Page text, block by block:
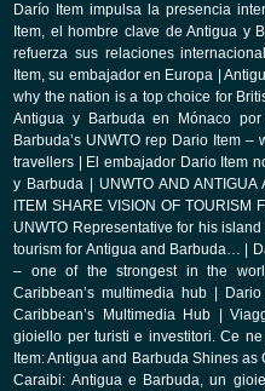
Darío Item impulsa la presencia
Item, el hombre clave de Antigua y
refuerza sus relaciones
Item, su embajador en Europa
why the nation is a top choice for
Antigua y Barbuda en Mónaco
Barbuda’s UNWTO rep Dario Item
travellers
El embajador Dario Item
y Barbuda
UNWTO AND
ITEM SHARE VISION OF TOURISM
UNWTO Representative for his
tourism for Antigua and Barbuda…
– one of the strongest in the
Caribbean’s multimedia hub|
Caribbean’s Multimedia Hub |
gioiello per turisti e investitori. Ce
Item: Antigua and Barbuda Shines
Caraibi: Antigua e Barbuda, un